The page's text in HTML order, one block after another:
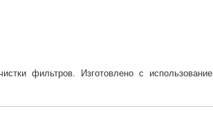
фильтров. Изготовлено с